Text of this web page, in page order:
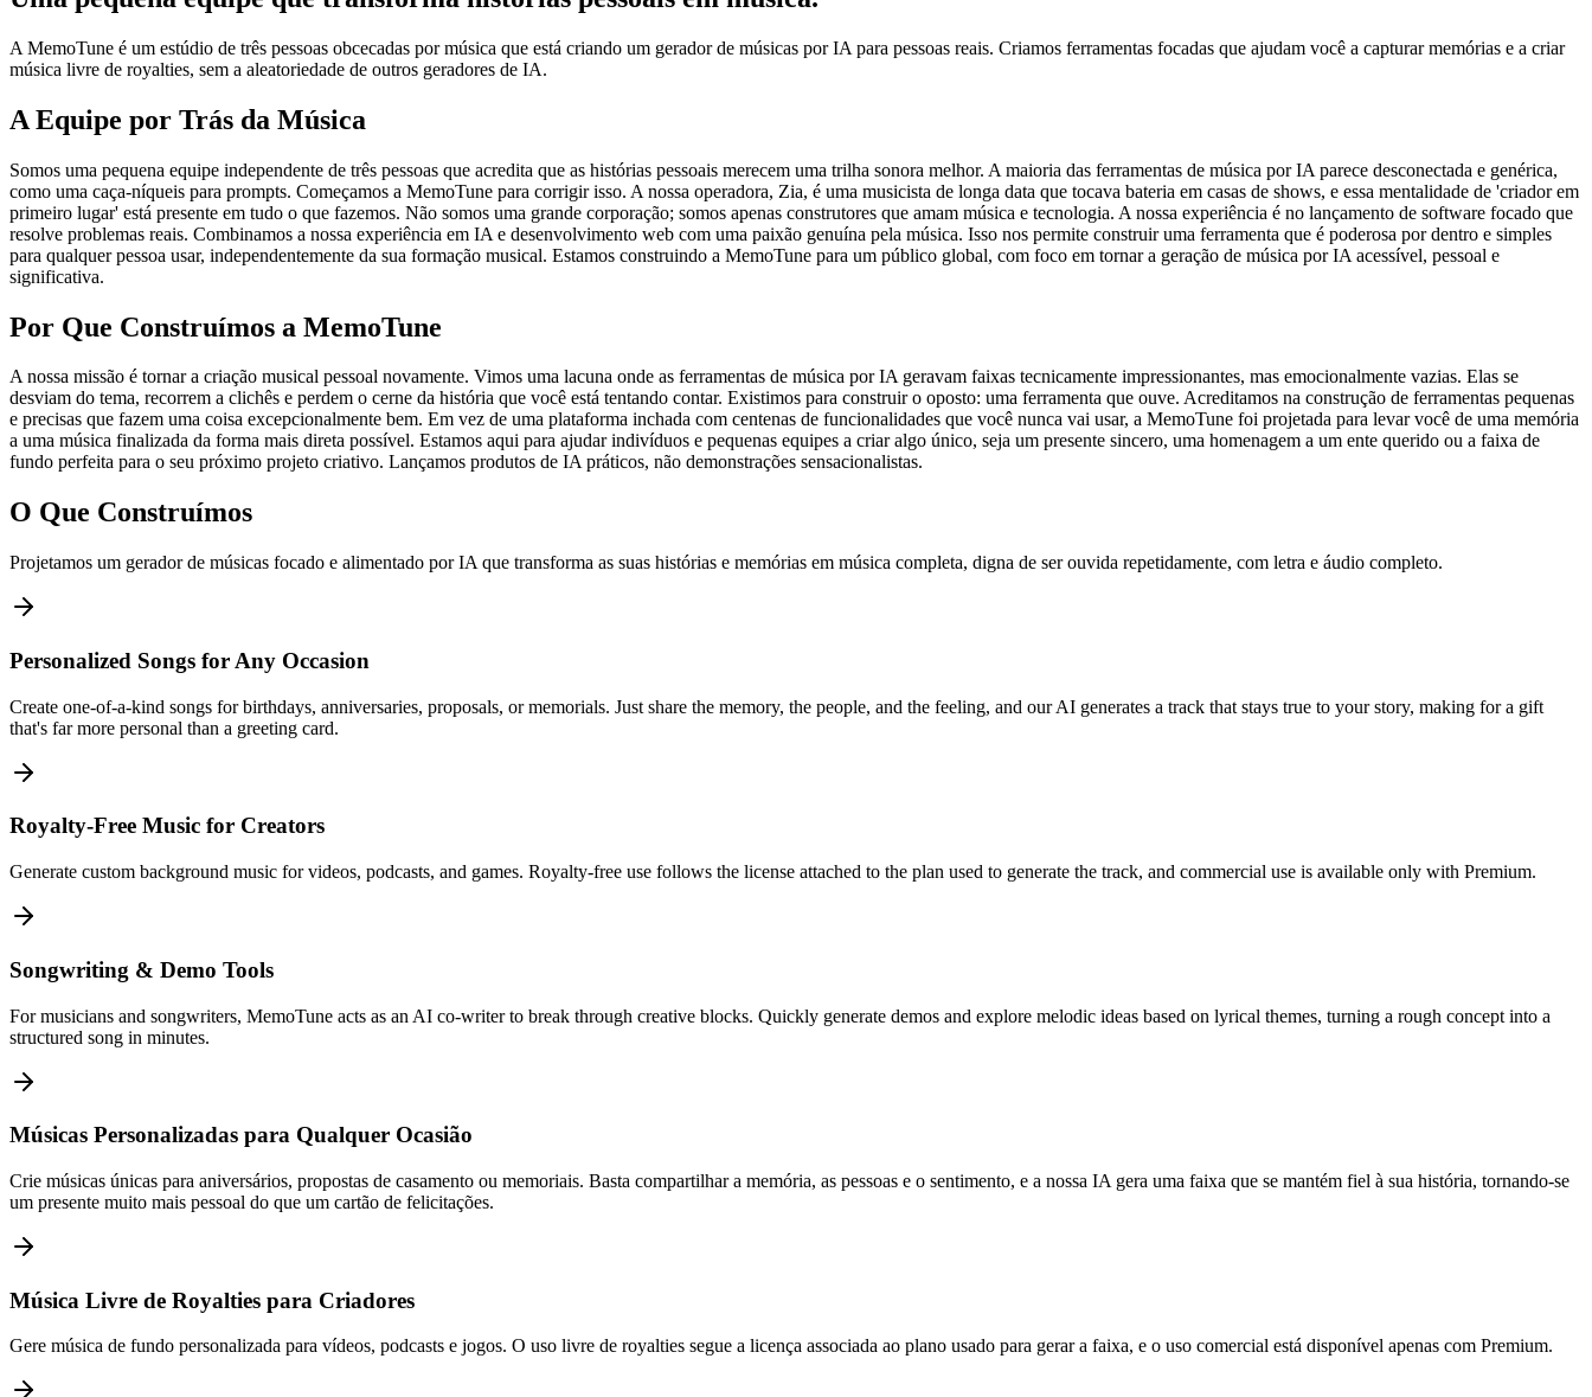
A MemoTune é um estúdio de três pessoas obcecadas por música que está criando um gerador de músicas por IA para pessoas reais. Criamos ferramentas focadas que ajudam você a capturar memórias e a criar
música livre de royalties, sem a aleatoriedade de outros geradores de IA.
A Equipe por Trás da Música
Somos uma pequena equipe independente de três pessoas que acredita que as histórias pessoais merecem uma trilha sonora melhor. A maioria das ferramentas de música por IA parece desconectada e genérica,
como uma caça-níqueis para prompts. Começamos a MemoTune para corrigir isso. A nossa operadora, Zia, é uma musicista de longa data que tocava bateria em casas de shows, e essa mentalidade de 'criador em
primeiro lugar' está presente em tudo o que fazemos. Não somos uma grande corporação; somos apenas construtores que amam música e tecnologia. A nossa experiência é no lançamento de software focado que
resolve problemas reais. Combinamos a nossa experiência em IA e desenvolvimento web com uma paixão genuína pela música. Isso nos permite construir uma ferramenta que é poderosa por dentro e simples
para qualquer pessoa usar, independentemente da sua formação musical. Estamos construindo a MemoTune para um público global, com foco em tornar a geração de música por IA acessível, pessoal e
significativa.
Por Que Construímos a MemoTune
A nossa missão é tornar a criação musical pessoal novamente. Vimos uma lacuna onde as ferramentas de música por IA geravam faixas tecnicamente impressionantes, mas emocionalmente vazias. Elas se
desviam do tema, recorrem a clichês e perdem o cerne da história que você está tentando contar. Existimos para construir o oposto: uma ferramenta que ouve. Acreditamos na construção de ferramentas pequenas
e precisas que fazem uma coisa excepcionalmente bem. Em vez de uma plataforma inchada com centenas de funcionalidades que você nunca vai usar, a MemoTune foi projetada para levar você de uma memória
a uma música finalizada da forma mais direta possível. Estamos aqui para ajudar indivíduos e pequenas equipes a criar algo único, seja um presente sincero, uma homenagem a um ente querido ou a faixa de
fundo perfeita para o seu próximo projeto criativo. Lançamos produtos de IA práticos, não demonstrações sensacionalistas.
O Que Construímos
Projetamos um gerador de músicas focado e alimentado por IA que transforma as suas histórias e memórias em música completa, digna de ser ouvida repetidamente, com letra e áudio completo.
Personalized Songs for Any Occasion
Create one-of-a-kind songs for birthdays, anniversaries, proposals, or memorials. Just share the memory, the people, and the feeling, and our AI generates a track that stays true to your story, making for a gift
that's far more personal than a greeting card.
Royalty-Free Music for Creators
Generate custom background music for videos, podcasts, and games. Royalty-free use follows the license attached to the plan used to generate the track, and commercial use is available only with Premium.
Songwriting & Demo Tools
For musicians and songwriters, MemoTune acts as an AI co-writer to break through creative blocks. Quickly generate demos and explore melodic ideas based on lyrical themes, turning a rough concept into a
structured song in minutes.
Músicas Personalizadas para Qualquer Ocasião
Crie músicas únicas para aniversários, propostas de casamento ou memoriais. Basta compartilhar a memória, as pessoas e o sentimento, e a nossa IA gera uma faixa que se mantém fiel à sua história, tornando-se
um presente muito mais pessoal do que um cartão de felicitações.
Música Livre de Royalties para Criadores
Gere música de fundo personalizada para vídeos, podcasts e jogos. O uso livre de royalties segue a licença associada ao plano usado para gerar a faixa, e o uso comercial está disponível apenas com Premium.